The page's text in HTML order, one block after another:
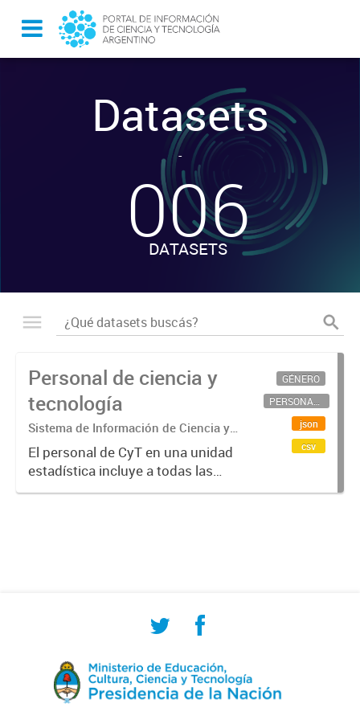
Datasets
-
006
DATASETS
Personal de ciencia y
tecnología
Sistema de Información de Ciencia y
Tecnología Argentino (SICYTAR)
El personal de CyT en una unidad
estadística incluye a todas las
personas involucradas
GÉNERO
PERSONAL CIENTÍFICO-TECNOLÓGICO
json
csv